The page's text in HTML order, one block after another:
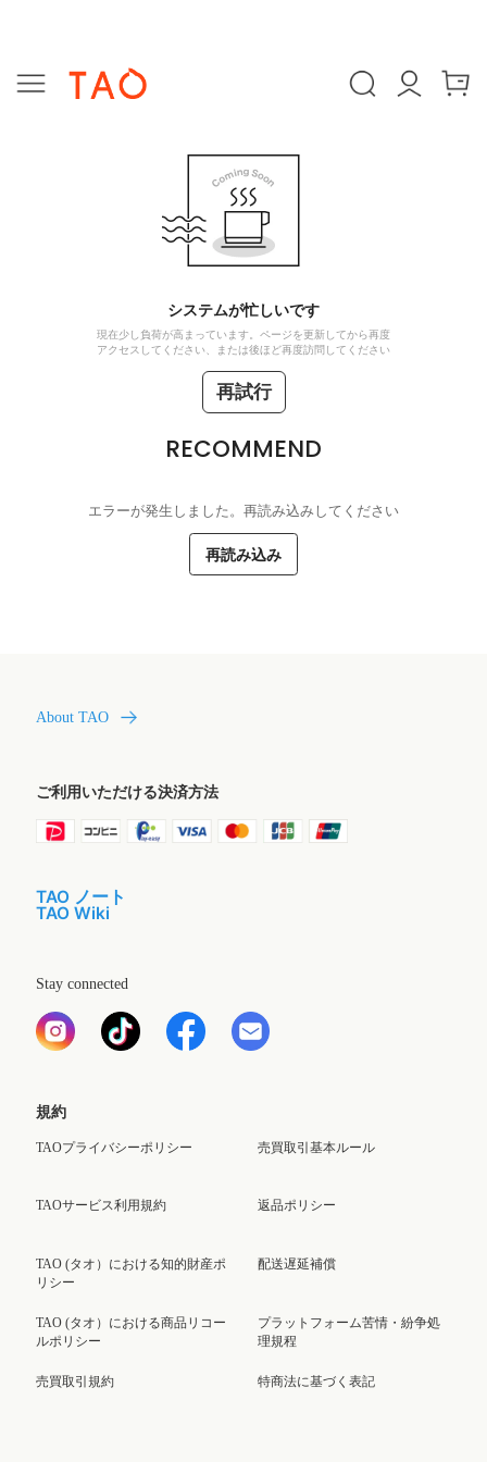
システムが忙しいです
現在少し負荷が高まっています。ページを更新してから再度
アクセスしてください、または後ほど再度訪問してください
再試行
RECOMMEND
エラーが発生しました。再読み込みしてください
再読み込み
About TAO
ご利用いただける決済方法
TAO ノート
TAO Wiki
Stay connected
規約
TAOプライバシーポリシー
TAOサービス利用規約
TAO (タオ）における知的財産ポ
リシー
TAO (タオ）における商品リコー
ルポリシー
売買取引規約
売買取引基本ルール
返品ポリシー
配送遅延補償
プラットフォーム苦情・紛争処
理規程
特商法に基づく表記